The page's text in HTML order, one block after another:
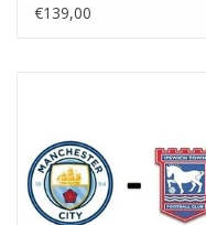
€139,00